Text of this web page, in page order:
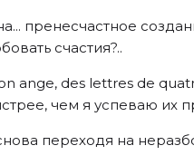
пренесчастное
счастия?..
ange, des lettres de
чем я успеваю их
переходя на